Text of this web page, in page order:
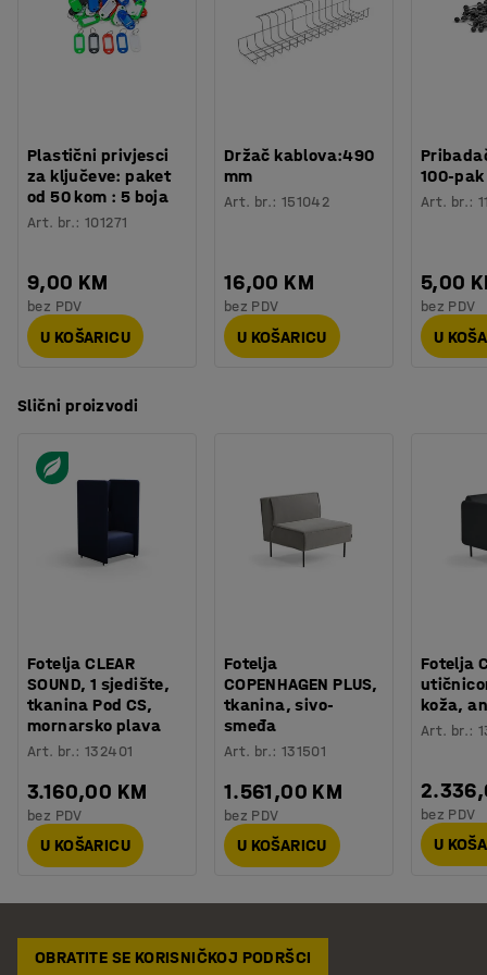
Izdržljivost: 40000
Boja postolja: Bijela
Broj za boju postolja
RAL 9016
Montaža: Dolazi nesastavljeno
Plastični privjesci
za ključeve: paket
od 50 kom : 5 boja
Art. br.:101271
9,00 KM
bez PDV
U KOŠARICU
Držač kablova:490
mm
Art. br.: 151042
16,00 KM
bez PDV
U KOŠARICU
100-pak
Art. br.:
5,00
bez PDV
U
Slični proizvodi
Fotelja CLEAR
SOUND, 1 sjedište,
tkanina Pod CS,
mornarsko plava
Art. br.:132401
3.160,00 KM
bez PDV
U KOŠARICU
Fotelja
COPENHAGEN PLUS,
tkanina, sivo-
smeđa
Art. br.: 131501
1.561,00 KM
bez PDV
U KOŠARICU
Fotelja
koža,
Art. br.:
bez PDV
U
OBRATITE SE KORISNIČKOJ PODRŠCI